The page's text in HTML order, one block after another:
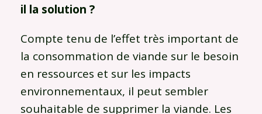
il la solution ?
Compte tenu de l’effet très important de
la consommation de viande sur le besoin
en ressources et sur les impacts
environnementaux, il peut sembler
souhaitable de supprimer la viande. Les